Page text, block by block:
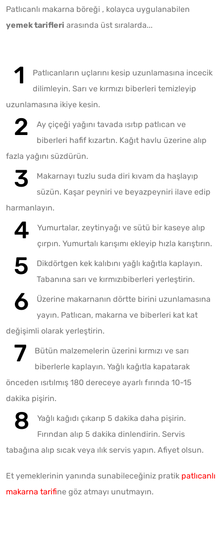
Patlıcanlı makarna böreği , kolayca uygulanabilen
yemek tarifleri arasında üst sıralarda...
Patlıcanların uçlarını kesip uzunlamasına incecik
dilimleyin. Sarı ve kırmızı biberleri temizleyip
uzunlamasına ikiye kesin.
Ay çiçeği yağını tavada ısıtıp patlıcan ve
biberleri hafif kızartın. Kağıt havlu üzerine alıp
fazla yağını süzdürün.
Makarnayı tuzlu suda diri kıvam da haşlayıp
süzün. Kaşar peyniri ve beyazpeyniri ilave edip
harmanlayın.
Yumurtalar, zeytinyağı ve sütü bir kaseye alıp
çırpın. Yumurtalı karışımı ekleyip hızla karıştırın.
Dikdörtgen kek kalıbını yağlı kağıtla kaplayın.
Tabanına sarı ve kırmızıbiberleri yerleştirin.
Üzerine makarnanın dörtte birini uzunlamasına
yayın. Patlıcan, makarna ve biberleri kat kat
değişimli olarak yerleştirin.
Bütün malzemelerin üzerini kırmızı ve sarı
biberlerle kaplayın. Yağlı kağıtla kapatarak
önceden ısıtılmış 180 dereceye ayarlı fırında 10-15
dakika pişirin.
Yağlı kağıdı çıkarıp 5 dakika daha pişirin.
Fırından alıp 5 dakika dinlendirin. Servis
tabağına alıp sıcak veya ılık servis yapın. Afiyet olsun.
Et yemeklerinin yanında sunabileceğiniz pratik patlıcanlı
makarna tarifine göz atmayı unutmayın.